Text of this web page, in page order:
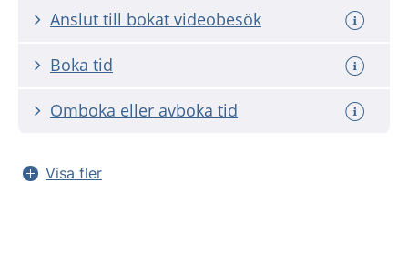
Anslut till bokat videobesök
Boka tid
Omboka eller avboka tid
Visa fler